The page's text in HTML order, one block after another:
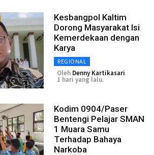
Kesbangpol Kaltim
Dorong Masyarakat Isi
Kemerdekaan dengan
Karya
REGIONAL
Oleh Denny Kartikasari
1 hari yang lalu.
Kodim 0904/Paser
Bentengi Pelajar SMAN
1 Muara Samu
Terhadap Bahaya
Narkoba